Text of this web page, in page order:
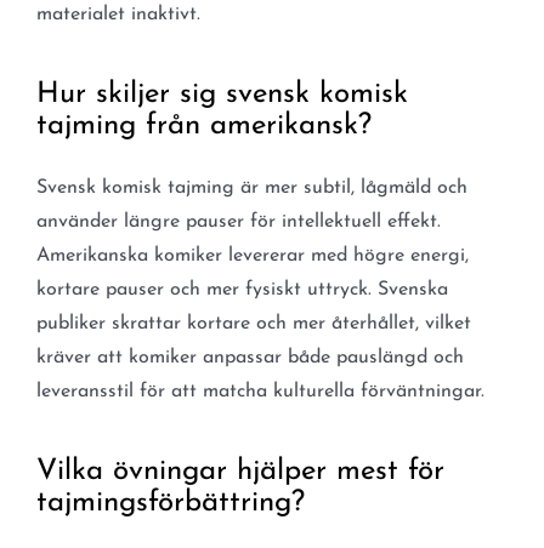
materialet inaktivt.
Hur skiljer sig svensk komisk
tajming från amerikansk?
Svensk komisk tajming är mer subtil, lågmäld och
använder längre pauser för intellektuell effekt.
Amerikanska komiker levererar med högre energi,
kortare pauser och mer fysiskt uttryck. Svenska
publiker skrattar kortare och mer återhållet, vilket
kräver att komiker anpassar både pauslängd och
leveransstil för att matcha kulturella förväntningar.
Vilka övningar hjälper mest för
tajmingsförbättring?